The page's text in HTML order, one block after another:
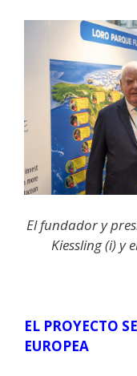
El fundador y
Kiessling (i) y
EL PROYECTO
EUROPEA